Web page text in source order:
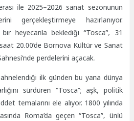
ile 2025–2026 sanat sezonunun
gerçekleştirmeye hazırlanıyor.
heyecanla beklediği “Tosca”, 31
20.00’de Bornova Kültür ve Sanat
perdelerini açacak.
ilk günden bu yana dünya
sürdüren “Tosca”; aşk, politik
temalarını ele alıyor. 1800 yılında
Roma’da geçen “Tosca”, ünlü